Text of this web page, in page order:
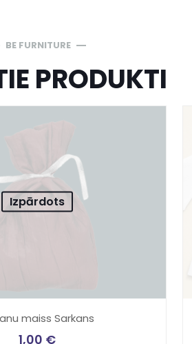
BE FURNITURE
PRODUKTI
Izpārdots
maiss Sarkans
1,00 €